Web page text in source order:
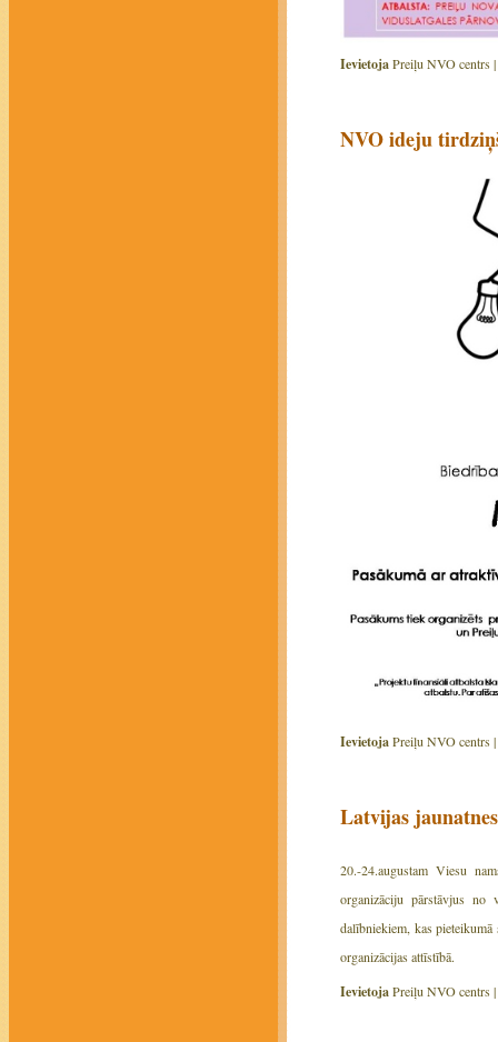
IevietojaPreiļu NVO centrs |
NVO ideju
IevietojaPreiļu NVO centrs |
Latvijas
20.-24.augustam Viesu
organizāciju pārstāvjus no
dalībniekiem, kas
organizācijas attīstībā.
IevietojaPreiļu NVO centrs |